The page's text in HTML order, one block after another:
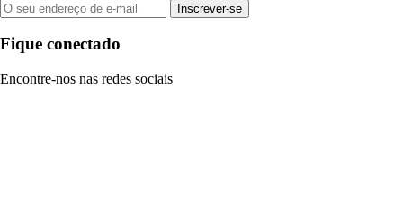
Inscrever-se
Fique conectado
Encontre-nos nas redes sociais